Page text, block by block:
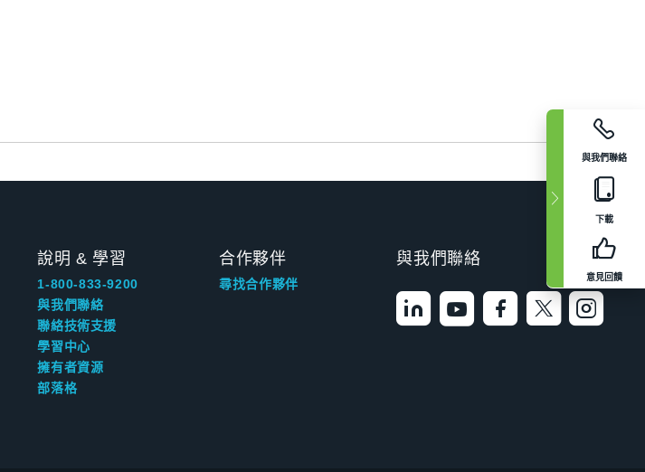
與我們聯絡
下載
意見回饋
說明 & 學習
1-800-833-9200
與我們聯絡
聯絡技術支援
學習中心
擁有者資源
部落格
合作夥伴
尋找合作夥伴
與我們聯絡